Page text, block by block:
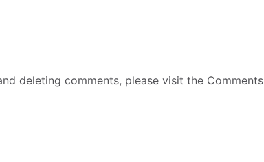
deleting comments, please visit the Comments